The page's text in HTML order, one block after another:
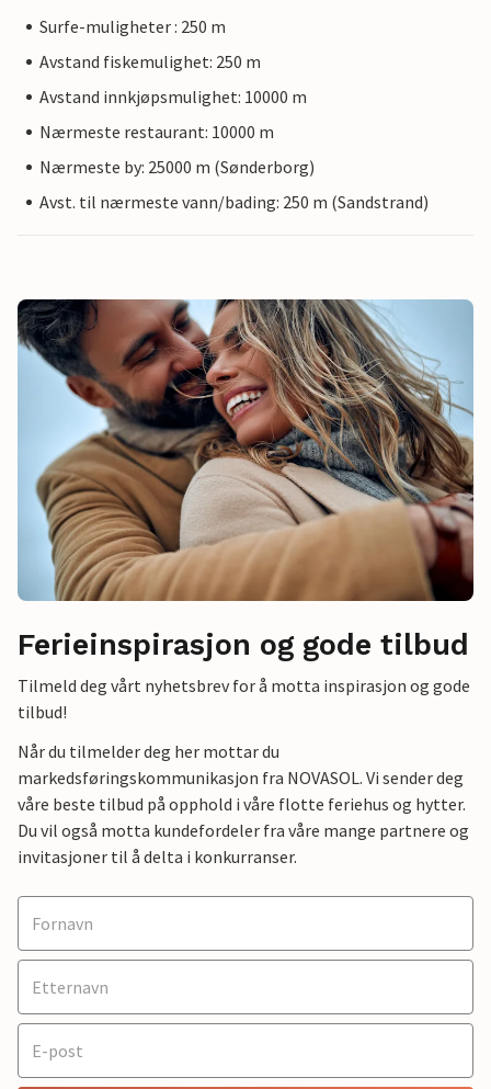
Surfe-muligheter : 250 m
Avstand fiskemulighet: 250 m
Avstand innkjøpsmulighet: 10000 m
Nærmeste restaurant: 10000 m
Nærmeste by: 25000 m (Sønderborg)
Avst. til nærmeste vann/bading: 250 m (Sandstrand)
Ferieinspirasjon og gode tilbud
Tilmeld deg vårt nyhetsbrev for å motta inspirasjon og gode
tilbud!
Når du tilmelder deg her mottar du
markedsføringskommunikasjon fra NOVASOL. Vi sender deg
våre beste tilbud på opphold i våre flotte feriehus og hytter.
Du vil også motta kundefordeler fra våre mange partnere og
invitasjoner til å delta i konkurranser.